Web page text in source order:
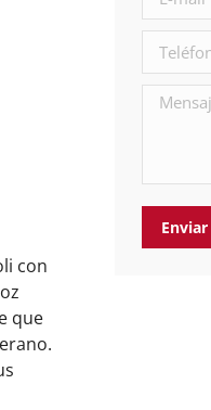
con
que
Teléfono
Mensaje
Enviar